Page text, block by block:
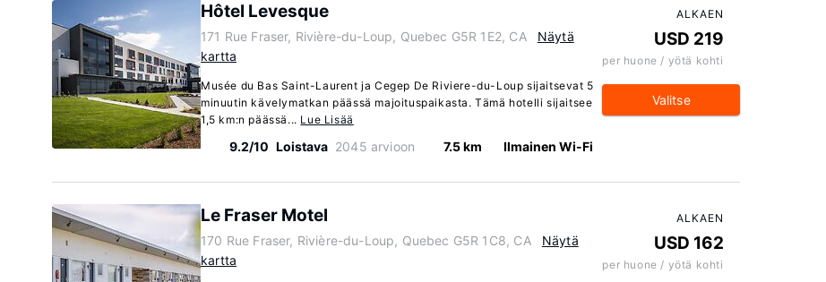
Hôtel Levesque
171 Rue Fraser, Rivière-du-Loup, Quebec G5R 1E2, CA
Näytä
kartta
Musée du Bas Saint-Laurent ja Cegep De Riviere-du-Loup sijaitsevat 5
minuutin kävelymatkan päässä majoituspaikasta. Tämä hotelli sijaitsee
1,5 km:n päässä... Lue Lisää
9.2/10 Loistava 2045 arvioon 7.5 km Ilmainen Wi-Fi
ALKAEN
USD 219
per huone / yötä kohti
Valitse
Le Fraser Motel
170 Rue Fraser, Rivière-du-Loup, Quebec G5R 1C8, CA
Näytä
kartta
ALKAEN
USD 162
per huone / yötä kohti